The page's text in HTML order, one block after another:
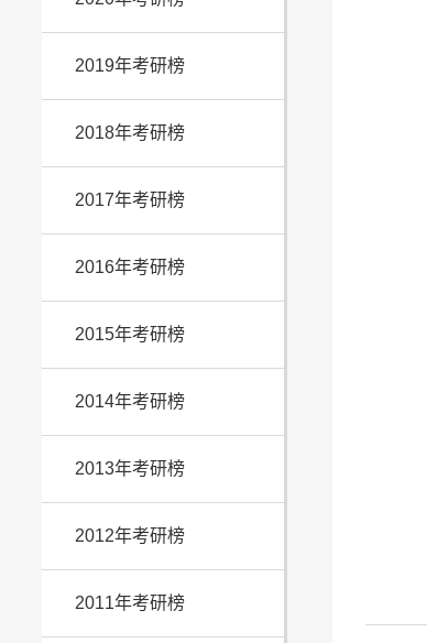
2019年考研榜
2018年考研榜
2017年考研榜
2016年考研榜
2015年考研榜
2014年考研榜
2013年考研榜
2012年考研榜
2011年考研榜